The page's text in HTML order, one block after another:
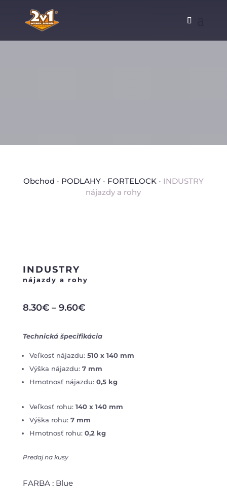
Obchod • PODLAHY• FORTELOCK• INDUSTRY
nájazdy a rohy
INDUSTRY
nájazdy a rohy
8.30€– 9.60€
Technická špecifikácia
Veľkosť nájazdu: 510 x 140 mm
Výška nájazdu: 7 mm
Hmotnosť nájazdu: 0,5 kg
Veľkosť rohu: 140 x 140 mm
Výška rohu: 7 mm
Hmotnosť rohu: 0,2 kg
Predaj na kusy
FARBA : Blue